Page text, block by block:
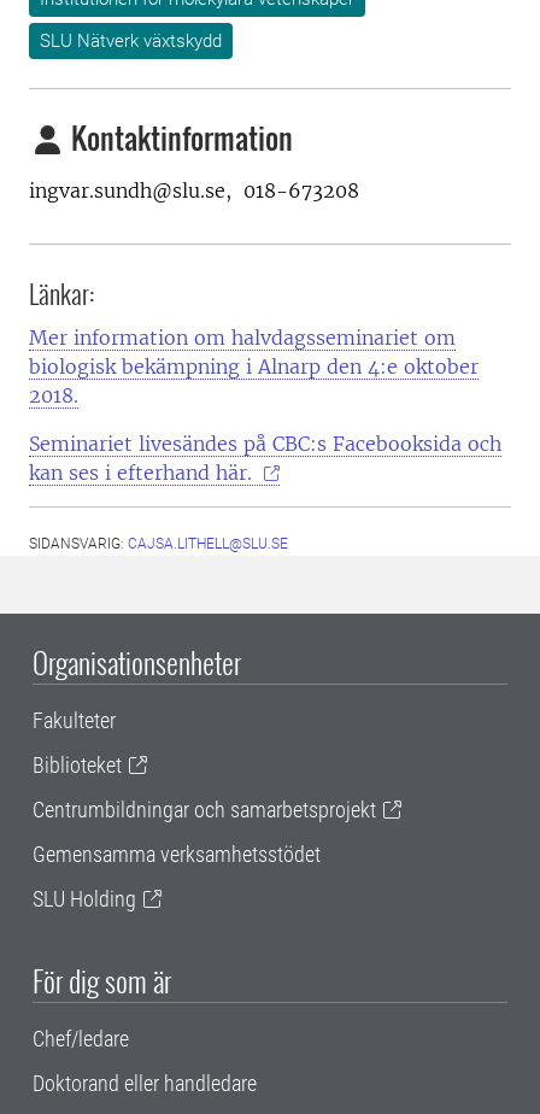
SLU Nätverk växtskydd
Kontaktinformation
ingvar.sundh@slu.se, 018-673208
Länkar:
Mer information om halvdagsseminariet om
biologisk bekämpning i Alnarp den 4:e oktober
2018.
Seminariet livesändes på CBC:s Facebooksida och
kan ses i efterhand här.
SIDANSVARIG: CAJSA.LITHELL@SLU.SE
Organisationsenheter
Fakulteter
Biblioteket
Centrumbildningar och samarbetsprojekt
Gemensamma verksamhetsstödet
SLU Holding
För dig som är
Chef/ledare
Doktorand eller handledare